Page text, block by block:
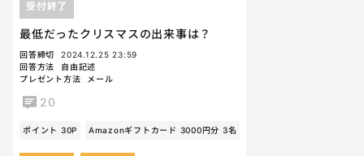
最低だったクリスマスの出来事は？
受付終了
回答締切
2024.12.25 23:59
回答方法
自由記述
プレゼント方法
メール
20
ポイント 30P Amazonギフトカード 3000円分 3名